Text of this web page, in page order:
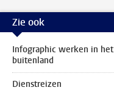
Zie ook
Infographic werken in het
buitenland
Dienstreizen